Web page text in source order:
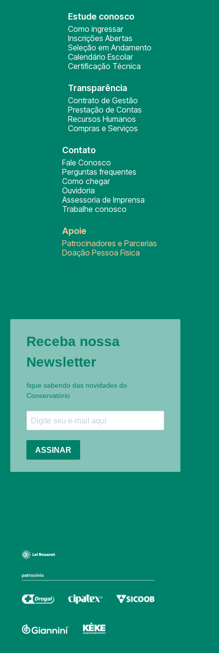
Estude conosco
Como ingressar
Inscrições Abertas
Seleção em Andamento
Calendário Escolar
Certificação Técnica
Transparência
Contrato de Gestão
Prestação de Contas
Recursos Humanos
Compras e Serviços
Contato
Fale Conosco
Perguntas frequentes
Como chegar
Ouvidoria
Assessoria de Imprensa
Trabalhe conosco
Apoie
Patrocinadores e Parcerias
Doação Pessoa Física